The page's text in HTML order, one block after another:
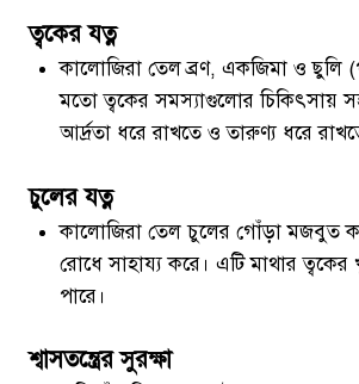
ত্বকের যত্ন
কালোজিরা তেল ব্রণ, একজিমা ও ছুলি
মতো ত্বকের সমস্যাগুলোর চিকিৎসায়
আর্দ্রতা ধরে রাখতে ও তারুণ্য ধরে
চুলের যত্ন
কালোজিরা তেল চুলের গোঁড়া মজবুত
রোধে সাহায্য করে। এটি মাথার
পারে।
শ্বাসতন্ত্রের সুরক্ষা